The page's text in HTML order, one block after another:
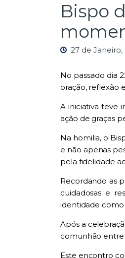
Bispo
27 de Janeiro,
No passado dia
oração, reflexão
A iniciativa teve
ação de graças
Na homilia, o
e não apenas
pela fidelidade
Recordando as
cuidadosas e
identidade como
Após a
comunhão entre
Este encontro